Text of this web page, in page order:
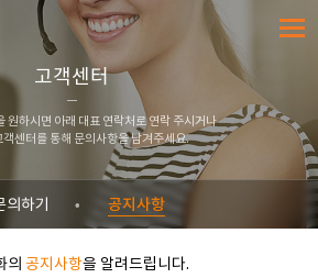
전체
고객센터
원하시면 아래 대표 연락처로 연락 주시거나
객센터를 통해 문의사항을 남겨주세요.
의하기 공지사항
의 공지사항을 알려드립니다.